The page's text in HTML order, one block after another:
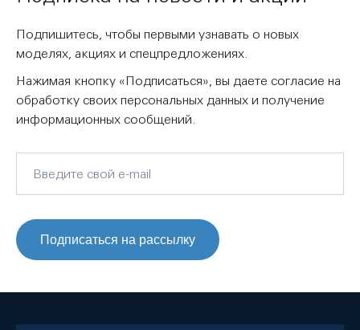
Подпишитесь, чтобы первыми узнавать о новых
моделях, акциях и спецпредложениях.
Нажимая кнопку «Подписаться», вы даете согласие на
обработку своих персональных данных и получение
информационных сообщений.
Подписаться на рассылку